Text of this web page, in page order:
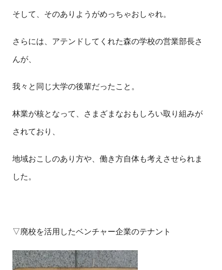
そして、そのありようがめっちゃおしゃれ。
さらには、アテンドしてくれた森の学校の営業部長さ
んが、
我々と同じ大学の後輩だったこと。
林業が核となって、さまざまなおもしろい取り組みが
されており、
地域おこしのあり方や、働き方自体も考えさせられま
した。
▽廃校を活用したベンチャー企業のテナント